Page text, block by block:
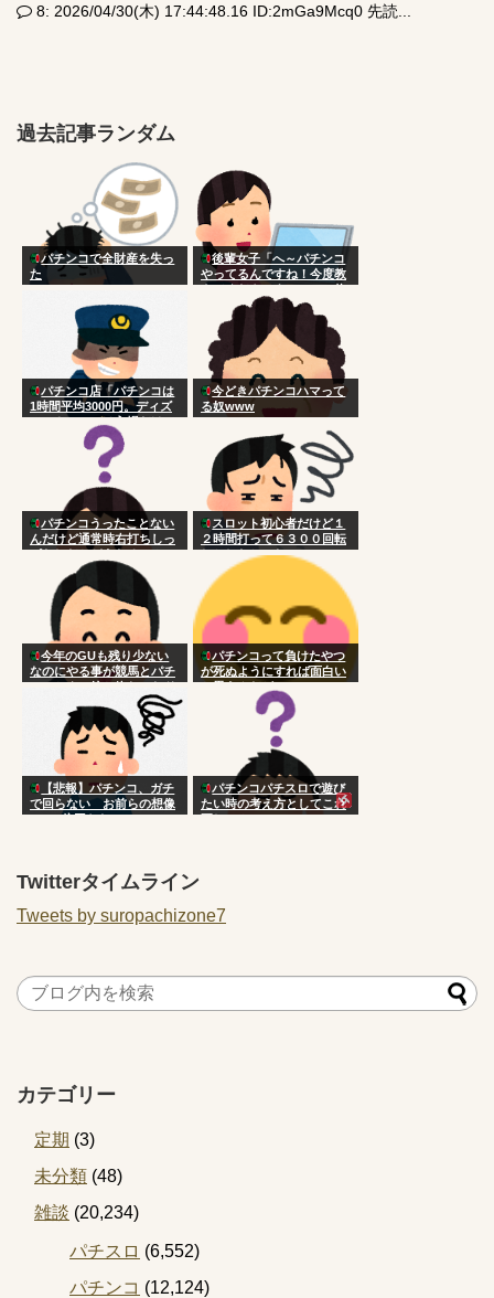
8: 2026/04/30(木) 17:44:48.16 ID:2mGa9Mcq0 先読...
過去記事ランダム
パチンコで全財産を失っ
た
後輩女子「へ～パチンコ
やってるんですね！今度教
えてくださいよ～ｗ」 俺
「あははｗまぁコツとかな
いけど台選びかなやっぱ
ｗ」
パチンコ店「パチンコは
1時間平均3000円。ディズ
ニーやユニバは入場だけで
1万円かかる。パチンコ店
はボッタクリではない」
今どきパチンコハマって
る奴www
パチンコうったことない
んだけど通常時右打ちしっ
ぱなしだとどうなるの？
スロット初心者だけど１
２時間打って６３００回転
しかしなかった
今年のGUも残り少ない
なのにやる事が競馬とパチ
ンコとウマ娘と終わったド
ラクエのレベル上げと酒し
かないんだが
パチンコって負けたやつ
が死ぬようにすれば面白い
と思うんだが
【悲報】パチンコ、ガチ
で回らない お前らの想像
の100倍回らない
パチンコパチスロで遊び
たい時の考え方としてこれ
正しい？
Twitterタイムライン
Tweets by suropachizone7
カテゴリー
定期 (3)
未分類 (48)
雑談 (20,234)
パチスロ (6,552)
パチンコ (12,124)